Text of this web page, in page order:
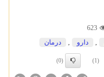
623
دارو درمان
(1)
(0)